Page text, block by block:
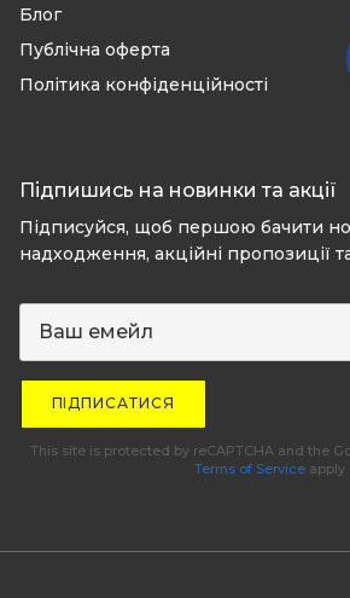
Блог
Публічна оферта
Політика конфіденційності
Підпишись на новинки та акції
Підписуйся, щоб першою бачити
надходження, акційні пропозиції
ПІДПИСАТИСЯ
This site is protected by reCAPTCHA and the
Terms of Serviceapply.